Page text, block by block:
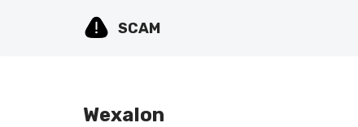
SCAM
Wexalon